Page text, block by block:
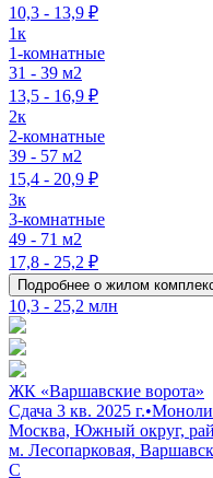
10,3 - 13,9 ₽
1к
1-комнатные
31 - 39 м2
13,5 - 16,9 ₽
2к
2-комнатные
39 - 57 м2
15,4 - 20,9 ₽
3к
3-комнатные
49 - 71 м2
17,8 - 25,2 ₽
Подробнее о жилом
10,3 - 25,2 млн
ЖК «Варшавские ворота»
Сдача 3 кв. 2025 г.•
Москва, Южный округ,
м. Лесопарковая,
C